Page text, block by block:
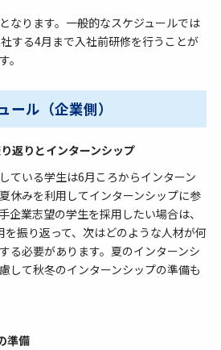
なります。一般的なスケジュールでは
する4月まで入社前研修を行うことが
。
ール（企業側）
返りとインターンシップ
ている学生は6月ころからインターン
休みを利用してインターンシップに参
企業志望の学生を採用したい場合は、
振り返って、次はどのような人材が何
る必要があります。夏のインターンシ
して秋冬のインターンシップの準備も
準備